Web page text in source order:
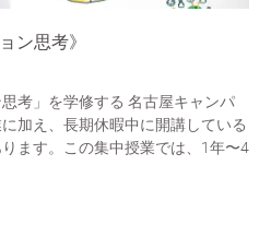
ン思考》
考」を学修する 名古屋キャンパ
加え、長期休暇中に開講している
ます。この集中授業では、1年〜4